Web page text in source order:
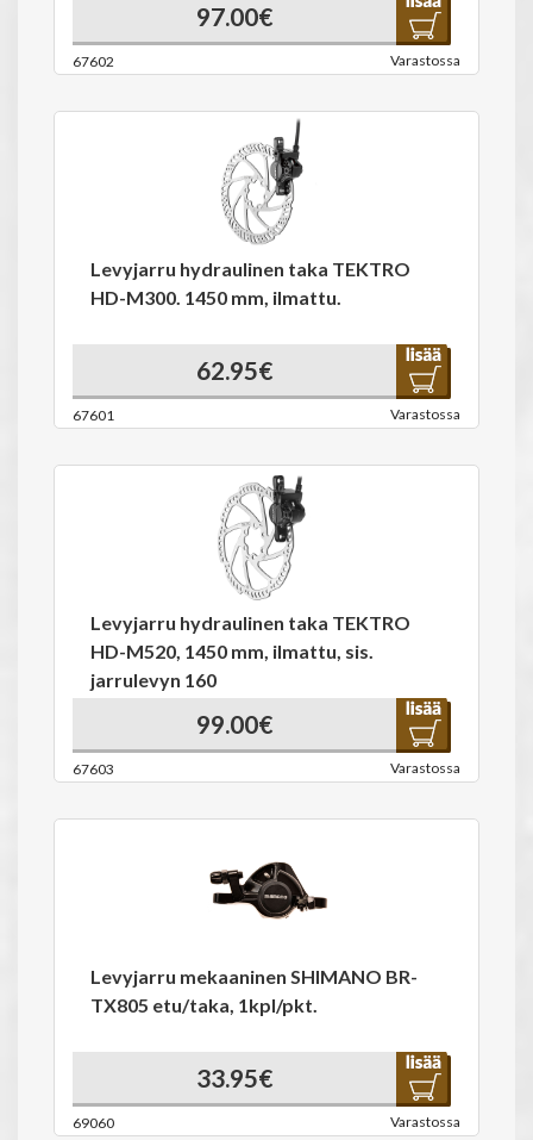
97.00€
67602 Varastossa
Levyjarru hydraulinen taka TEKTRO
HD-M300. 1450 mm, ilmattu.
62.95€
67601 Varastossa
Levyjarru hydraulinen taka TEKTRO
HD-M520, 1450 mm, ilmattu, sis.
jarrulevyn 160
99.00€
67603 Varastossa
Levyjarru mekaaninen SHIMANO BR-
TX805 etu/taka, 1kpl/pkt.
33.95€
69060 Varastossa